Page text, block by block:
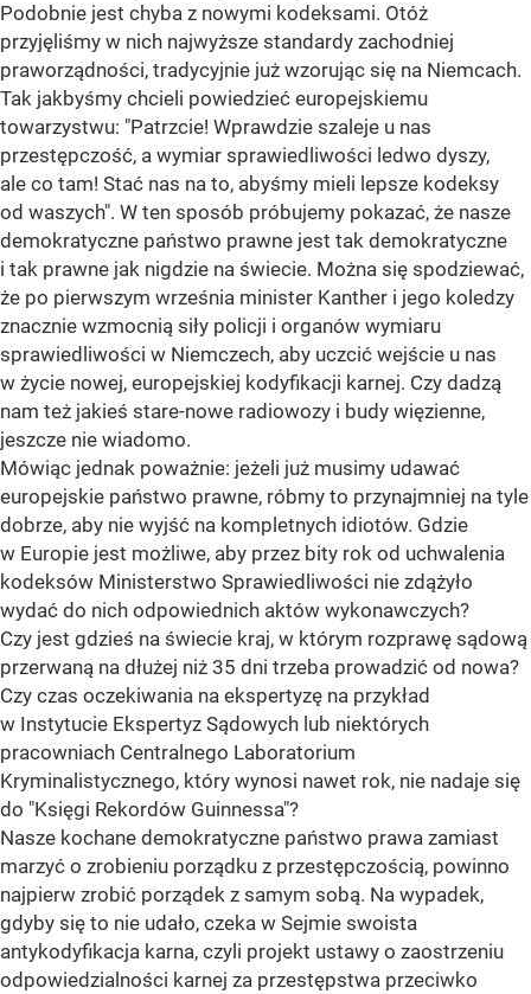
Podobnie jest chyba z nowymi kodeksami. Otóż
przyjęliśmy w nich najwyższe standardy zachodniej
praworządności, tradycyjnie już wzorując się na Niemcach.
Tak jakbyśmy chcieli powiedzieć europejskiemu
towarzystwu: "Patrzcie! Wprawdzie szaleje u nas
przestępczość, a wymiar sprawiedliwości ledwo dyszy,
ale co tam! Stać nas na to, abyśmy mieli lepsze kodeksy
od waszych". W ten sposób próbujemy pokazać, że nasze
demokratyczne państwo prawne jest tak demokratyczne
i tak prawne jak nigdzie na świecie. Można się spodziewać,
że po pierwszym września minister Kanther i jego koledzy
znacznie wzmocnią siły policji i organów wymiaru
sprawiedliwości w Niemczech, aby uczcić wejście u nas
w życie nowej, europejskiej kodyfikacji karnej. Czy dadzą
nam też jakieś stare-nowe radiowozy i budy więzienne,
jeszcze nie wiadomo.
Mówiąc jednak poważnie: jeżeli już musimy udawać
europejskie państwo prawne, róbmy to przynajmniej na tyle
dobrze, aby nie wyjść na kompletnych idiotów. Gdzie
w Europie jest możliwe, aby przez bity rok od uchwalenia
kodeksów Ministerstwo Sprawiedliwości nie zdążyło
wydać do nich odpowiednich aktów wykonawczych?
Czy jest gdzieś na świecie kraj, w którym rozprawę sądową
przerwaną na dłużej niż 35 dni trzeba prowadzić od nowa?
Czy czas oczekiwania na ekspertyzę na przykład
w Instytucie Ekspertyz Sądowych lub niektórych
pracowniach Centralnego Laboratorium
Kryminalistycznego, który wynosi nawet rok, nie nadaje się
do "Księgi Rekordów Guinnessa"?
Nasze kochane demokratyczne państwo prawa zamiast
marzyć o zrobieniu porządku z przestępczością, powinno
najpierw zrobić porządek z samym sobą. Na wypadek,
gdyby się to nie udało, czeka w Sejmie swoista
antykodyfikacja karna, czyli projekt ustawy o zaostrzeniu
odpowiedzialności karnej za przestępstwa przeciwko